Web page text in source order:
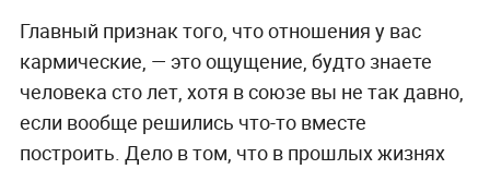
Главный признак того, что отношения у вас
кармические, — это ощущение, будто знаете
человека сто лет, хотя в союзе вы не так давно,
если вообще решились что-то вместе
построить. Дело в том, что в прошлых жизнях